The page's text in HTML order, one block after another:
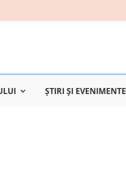
ŞTIRI ŞI EVENIMENTE